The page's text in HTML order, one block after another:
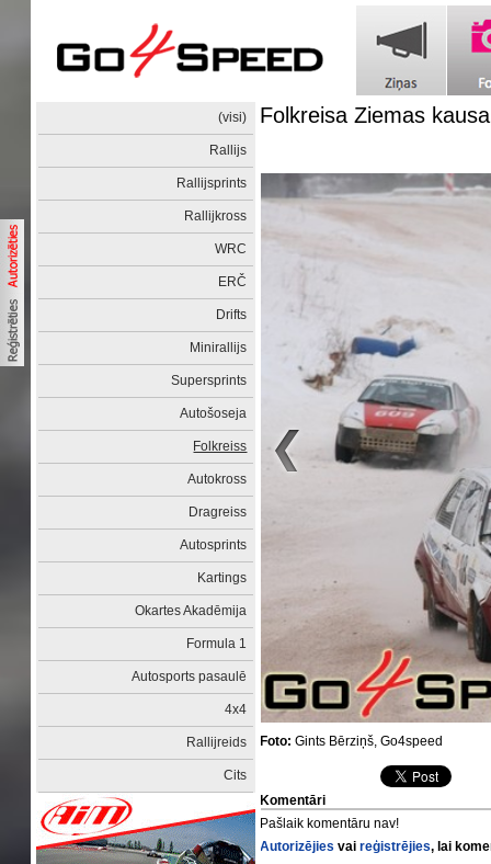
(visi)
Rallijs
Rallijsprints
Rallijkross
WRC
ERČ
Drifts
Minirallijs
Supersprints
Autošoseja
Folkreiss
Autokross
Dragreiss
Autosprints
Kartings
Okartes Akadēmija
Formula 1
Autosports pasaulē
4x4
Rallijreids
Cits
Folkreisa Ziemas
Foto: Gints Bērziņš, Go4speed
Komentāri
Pašlaik komentāru nav!
Autorizējies vaireģistrējies, lai